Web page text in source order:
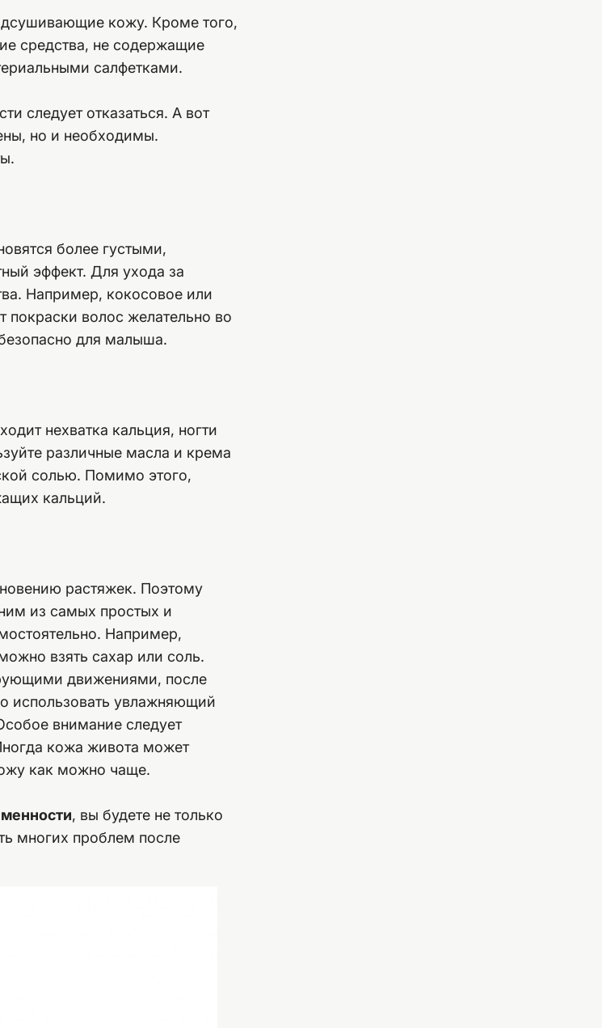
кожу. Кроме того,
средства, не содержащие
салфетками.
следует отказаться. А вот
но и необходимы.
более густыми,
эффект. Для ухода за
Например, кокосовое или
волос желательно во
для малыша.
нехватка кальция, ногти
различные масла и крема
солью. Помимо этого,
кальций.
растяжек. Поэтому
из самых простых и
Например,
взять сахар или соль.
движениями, после
использовать увлажняющий
внимание следует
кожа живота может
как можно чаще.
, вы будете не только
многих проблем после